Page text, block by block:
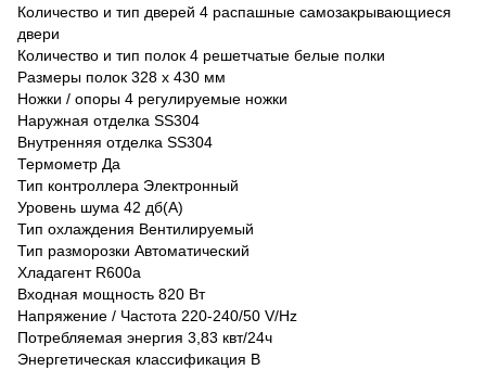
Количество и тип дверей 4 pаспашные самозакрывающиеся
двери
Количество и тип полок 4 pешетчатые белые полки
Размеры полок 328 x 430 мм
Ножки / опоры 4 регулируемые ножки
Наружная отделка SS304
Внутренняя отделка SS304
Термометр Да
Тип контроллера Электронный
Уровень шума 42 дб(А)
Тип охлаждения Вентилируемый
Тип разморозки Автоматический
Хладагент R600a
Входная мощность 820 Вт
Напряжение / Частота 220-240/50 V/Hz
Потребляемая энергия 3,83 квт/24ч
Энергетическая классификация B